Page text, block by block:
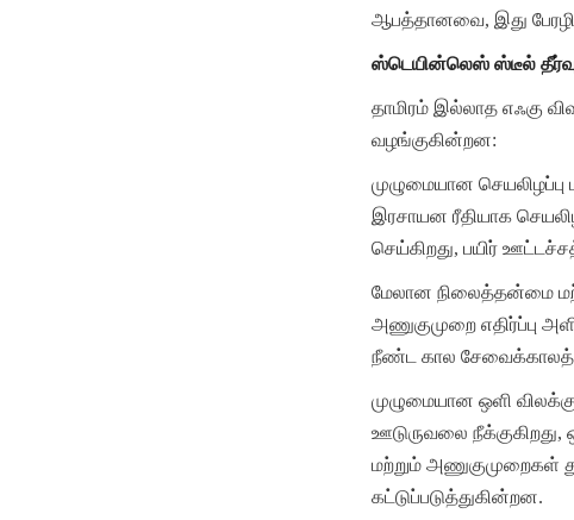
ஆபத்தானவை, இது
ஸ்டெயின்லெஸ் ஸ்டீல்
தாமிரம் இல்லாத எஃகு
வழங்குகின்றன:
முழுமையான
இரசாயன ரீதியாக
செய்கிறது, பயிர்
மேலான நிலைத்தன்மை
அணுகுமுறை எதிர்ப்பு
நீண்ட கால
முழுமையான ஒளி
ஊடுருவலை நீக்குகிறது,
மற்றும் அணுகுமுறைகள்
கட்டுப்படுத்துகின்றன.